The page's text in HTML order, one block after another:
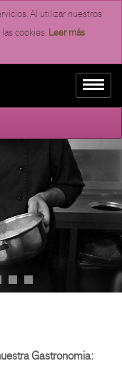
Al utilizar nuestros
cookies. Leer más
Gastronomia: